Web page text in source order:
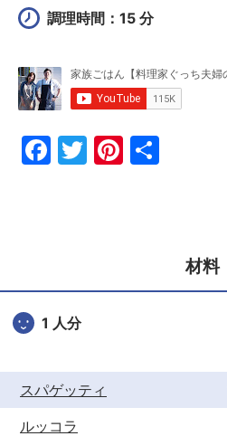
調理時間：15 分
F
o
o
T
Pi
材料
1 人分
スパゲッティ
ルッコラ